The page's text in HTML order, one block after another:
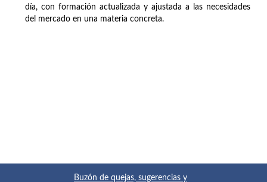
día, con formación actualizada y ajustada a las necesidades
del mercado en una materia concreta.
Buzón de quejas, sugerencias y